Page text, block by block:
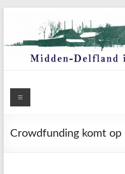
inhoud
Menu
Crowdfunding komt op